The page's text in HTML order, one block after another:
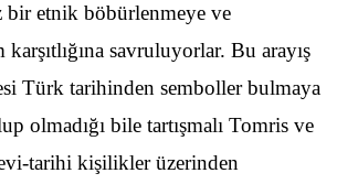
bir etnik böbürlenmeye ve
savruluyorlar. Bu arayış
Türk tarihinden semboller bulmaya
olmadığı bile tartışmalı Tomris ve
tarihi kişilikler üzerinden